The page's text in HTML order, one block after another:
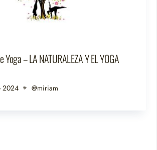
Yoga – LA NATURALEZA Y EL YOGA
2024 @miriam